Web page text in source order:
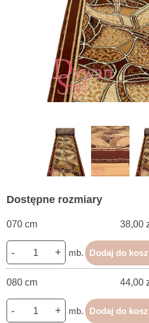
Dostępne rozmiary
070 cm 38,00
- + mb. Dodaj do
080 cm 44,00
- + mb. Dodaj do